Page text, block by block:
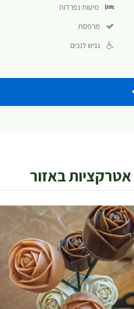
מיטות נפרדות
מרפסת
נגיש לנכים
אטרקציות באזור